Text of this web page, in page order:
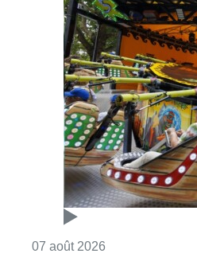
07 août 2026 Consulter
Mémorial Van
Mondo”, une
Van Damme et
Mémorial